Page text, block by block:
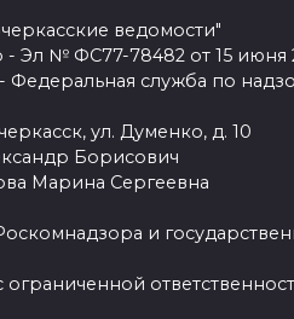
ведомости"
Эл № ФС77-78482 от 15 июня
служба по
ул. Думенко, д. 10
Борисович
Марина Сергеевна
и